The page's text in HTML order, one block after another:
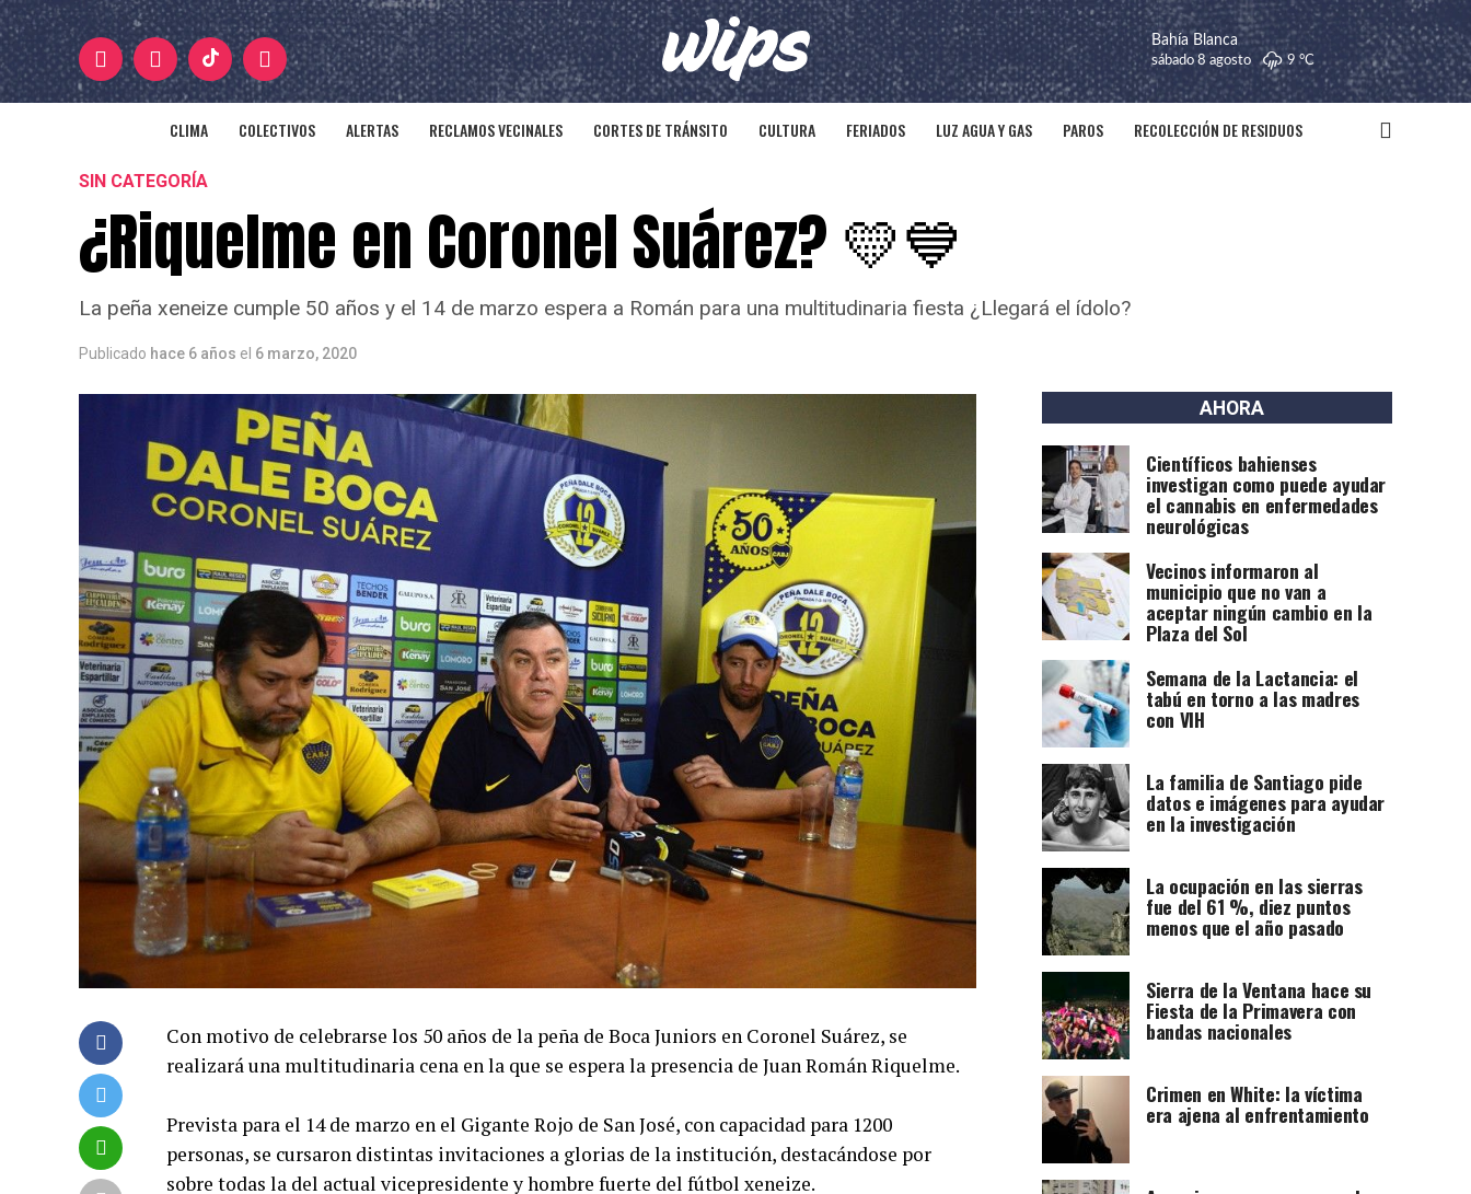
Bahía Blanca
sábado 8 agosto 9 °C
CLIMA COLECTIVOS ALERTAS RECLAMOS VECINALES CORTES DE TRÁNSITO CULTURA FERIADOS LUZ AGUA Y GAS PAROS RECOLECCIÓN DE RESIDUOS
SIN CATEGORÍA
¿Riquelme en Coronel Suárez? 💛💙
La peña xeneize cumple 50 años y el 14 de marzo espera a Román para una multitudinaria fiesta ¿Llegará el ídolo?
Publicado hace 6 años el 6 marzo, 2020
Con motivo de celebrarse los 50 años de la peña de Boca Juniors en Coronel Suárez, se
realizará una multitudinaria cena en la que se espera la presencia de Juan Román Riquelme.
Prevista para el 14 de marzo en el Gigante Rojo de San José, con capacidad para 1200
personas, se cursaron distintas invitaciones a glorias de la institución, destacándose por
sobre todas la del actual vicepresidente y hombre fuerte del fútbol xeneize.
AHORA
Científicos bahienses
investigan como puede ayudar
el cannabis en enfermedades
neurológicas
Vecinos informaron al
municipio que no van a
aceptar ningún cambio en la
Plaza del Sol
Semana de la Lactancia: el
tabú en torno a las madres
con VIH
La familia de Santiago pide
datos e imágenes para ayudar
en la investigación
La ocupación en las sierras
fue del 61 %, diez puntos
menos que el año pasado
Sierra de la Ventana hace su
Fiesta de la Primavera con
bandas nacionales
Crimen en White: la víctima
era ajena al enfrentamiento